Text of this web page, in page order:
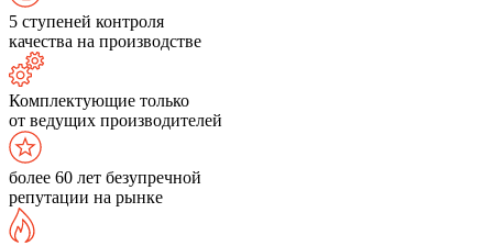
5 ступеней контроля
качества на производстве
Комплектующие только
от ведущих производителей
более 60 лет безупречной
репутации на рынке